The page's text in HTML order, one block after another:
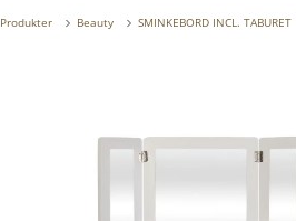
Produkter Beauty SMINKEBORD INCL. TABURET